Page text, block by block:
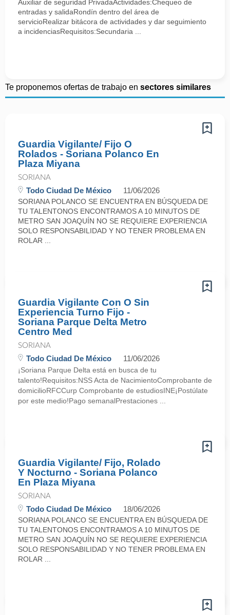
Auxiliar de seguridad PrivadaActividades:Chequeo de
entradas y salidaRondín dentro del área de
servicioRealizar bitácora de actividades y dar seguimiento
a incidenciasRequisitos:Secundaria ...
Te proponemos ofertas de trabajo en sectores similares
Guardia Vigilante/ Fijo O
Rolados - Soriana Polanco En
Plaza Miyana
SORIANA
Todo Ciudad De México 11/06/2026
SORIANA POLANCO SE ENCUENTRA EN BÚSQUEDA DE
TU TALENTONOS ENCONTRAMOS A 10 MINUTOS DE
METRO SAN JOAQUÍN NO SE REQUIERE EXPERIENCIA
SOLO RESPONSABILIDAD Y NO TENER PROBLEMA EN
ROLAR ...
Guardia Vigilante Con O Sin
Experiencia Turno Fijo -
Soriana Parque Delta Metro
Centro Med
SORIANA
Todo Ciudad De México 11/06/2026
¡Soriana Parque Delta está en busca de tu
talento!Requisitos:NSS Acta de NacimientoComprobante de
domicilioRFCCurp Comprobante de estudiosINE¡Postúlate
por este medio!Pago semanalPrestaciones ...
Guardia Vigilante/ Fijo, Rolado
Y Nocturno - Soriana Polanco
En Plaza Miyana
SORIANA
Todo Ciudad De México 18/06/2026
SORIANA POLANCO SE ENCUENTRA EN BÚSQUEDA DE
TU TALENTONOS ENCONTRAMOS A 10 MINUTOS DE
METRO SAN JOAQUÍN NO SE REQUIERE EXPERIENCIA
SOLO RESPONSABILIDAD Y NO TENER PROBLEMA EN
ROLAR ...